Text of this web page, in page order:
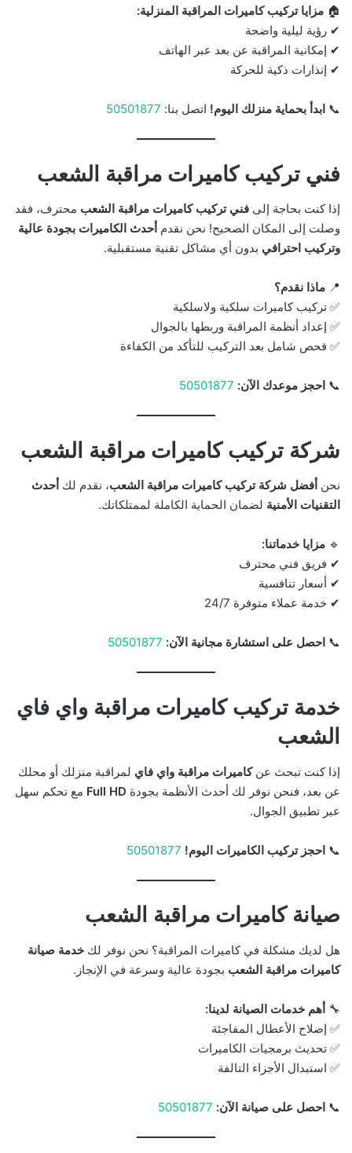
🏠 مزايا تركيب كاميرات المراقبة المنزلية:
✔ رؤية ليلية واضحة
✔ إمكانية المراقبة عن بعد عبر الهاتف
✔ إنذارات ذكية للحركة
📞 ابدأ بحماية منزلك اليوم! اتصل بنا: 50501877
فني تركيب كاميرات مراقبة الشعب
إذا كنت بحاجة إلى فني تركيب كاميرات مراقبة الشعب محترف، فقد
وصلت إلى المكان الصحيح! نحن نقدم أحدث الكاميرات بجودة عالية
وتركيب احترافي بدون أي مشاكل تقنية مستقبلية.
📍 ماذا نقدم؟
✅ تركيب كاميرات سلكية ولاسلكية
✅ إعداد أنظمة المراقبة وربطها بالجوال
✅ فحص شامل بعد التركيب للتأكد من الكفاءة
📞 احجز موعدك الآن: 50501877
شركة تركيب كاميرات مراقبة الشعب
نحن أفضل شركة تركيب كاميرات مراقبة الشعب، نقدم لك أحدث
التقنيات الأمنية لضمان الحماية الكاملة لممتلكاتك.
🔹 مزايا خدماتنا:
✔ فريق فني محترف
✔ أسعار تنافسية
✔ خدمة عملاء متوفرة 24/7
📞 احصل على استشارة مجانية الآن: 50501877
خدمة تركيب كاميرات مراقبة واي فاي
الشعب
إذا كنت تبحث عنكاميرات مراقبة واي فاي لمراقبة منزلك أو محلك
عن بعد، فنحن نوفر لك أحدث الأنظمة بجودة Full HD مع تحكم سهل
عبر تطبيق الجوال.
📞 احجز تركيب الكاميرات اليوم! 50501877
صيانة كاميرات مراقبة الشعب
هل لديك مشكلة في كاميرات المراقبة؟ نحن نوفر لك خدمة صيانة
كاميرات مراقبة الشعب بجودة عالية وسرعة في الإنجاز.
🔧 أهم خدمات الصيانة لدينا:
✅ إصلاح الأعطال المفاجئة
✅ تحديث برمجيات الكاميرات
✅ استبدال الأجزاء التالفة
📞 احصل على صيانة الآن: 50501877